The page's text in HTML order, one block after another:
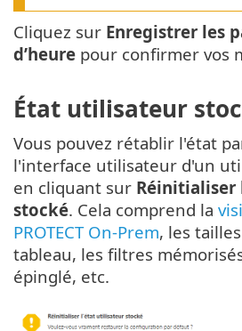
Cliquez sur Enregistrer les
d’heure pour confirmer vos
État utilisateur
Vous pouvez rétablir l'état
l'interface utilisateur d'un
en cliquant sur Réinitialiser
stocké. Cela comprend la
PROTECT On-Prem, les
tableau, les filtres
épinglé, etc.